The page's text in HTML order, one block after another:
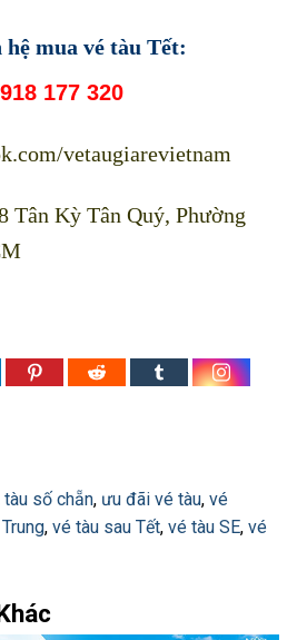
mua vé tàu Tết:
177 320
vetaugiarevietnam
Tân Kỳ Tân Quý, Phường
tàu số chẵn, ưu đãi vé tàu, vé
, vé tàu sau Tết, vé tàu SE, vé